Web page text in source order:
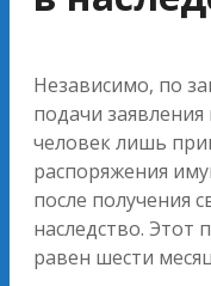
Независимо, по
подачи заявления
человек лишь
распоряжения
после получения
наследство. Этот
равен шести